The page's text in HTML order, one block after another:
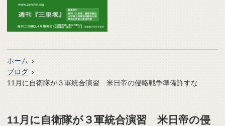
ホーム
ブログ
11月に自衛隊が３軍統合演習 米日帝の侵略戦争準備許すな
11月に自衛隊が３軍統合演習 米日帝の侵